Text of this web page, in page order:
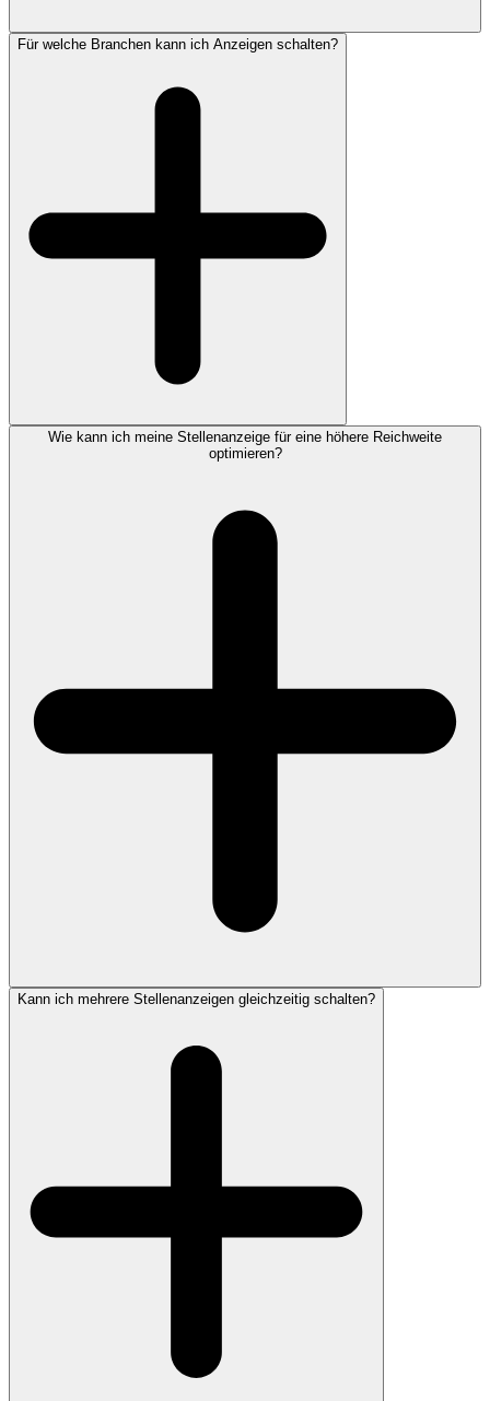
Für welche Branchen kann ich Anzeigen schalten?
Wie kann ich meine Stellenanzeige für eine höhere Reichweite
optimieren?
Kann ich mehrere Stellenanzeigen gleichzeitig schalten?